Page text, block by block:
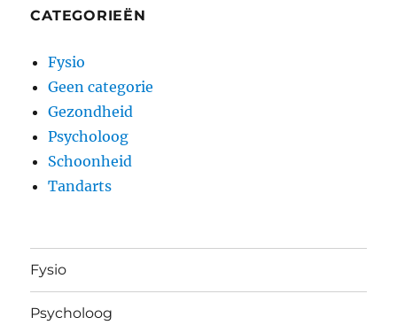
CATEGORIEËN
Fysio
Geen categorie
Gezondheid
Psycholoog
Schoonheid
Tandarts
Fysio
Psycholoog